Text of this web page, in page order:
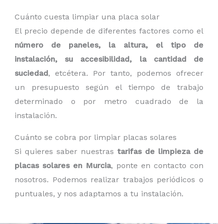
Cuánto cuesta limpiar una placa solar
El precio depende de diferentes factores como el
número de paneles, la altura, el tipo de
instalación, su accesibilidad, la cantidad de
suciedad, etcétera. Por tanto, podemos ofrecer
un presupuesto según el tiempo de trabajo
determinado o por metro cuadrado de la
instalación.
Cuánto se cobra por limpiar placas solares
Si quieres saber nuestras tarifas de limpieza de
placas solares en Murcia, ponte en contacto con
nosotros. Podemos realizar trabajos periódicos o
puntuales, y nos adaptamos a tu instalación.